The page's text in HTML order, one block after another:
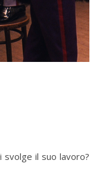
svolge il suo lavoro?